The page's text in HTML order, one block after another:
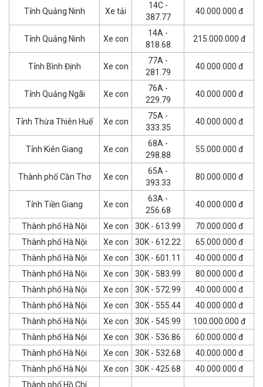
Tỉnh Quảng Ninh Xe tải
14C -
387.77
40.000.000 đ
Tỉnh Quảng Ninh Xe con
14A -
818.68
215.000.000 đ
Tỉnh Bình Định Xe con
77A -
281.79
40.000.000 đ
Tỉnh Quảng Ngãi Xe con
76A -
229.79
40.000.000 đ
Tỉnh Thừa Thiên Huế Xe con
75A -
333.35
40.000.000 đ
Tỉnh Kiên Giang Xe con
68A -
298.88
55.000.000 đ
Thành phố Cần Thơ Xe con
65A -
393.33
80.000.000 đ
Tỉnh Tiền Giang Xe con
63A -
256.68
40.000.000 đ
Thành phố Hà Nội Xe con 30K - 613.99
70.000.000 đ
Thành phố Hà Nội
Xe con 30K - 612.22
65.000.000 đ
Thành phố Hà Nội
Xe con 30K - 601.11
40.000.000 đ
Thành phố Hà Nội
Xe con 30K - 583.99
80.000.000 đ
Thành phố Hà Nội
Xe con 30K - 572.99
40.000.000 đ
Thành phố Hà Nội
Xe con 30K - 555.44
40.000.000 đ
Thành phố Hà Nội
Xe con 30K - 545.99
100.000.000 đ
Thành phố Hà Nội
Xe con 30K - 536.86
60.000.000 đ
Thành phố Hà Nội
Xe con 30K - 532.68
40.000.000 đ
Thành phố Hà Nội
Xe con 30K - 425.68
40.000.000 đ
Thành phố Hồ Chí